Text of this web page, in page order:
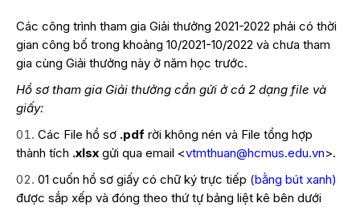
Các công trình tham gia Giải thưởng 2021-2022 phải có thời
gian công bố trong khoảng 10/2021-10/2022 và chưa tham
gia cùng Giải thưởng này ở năm học trước.
Hồ sơ tham gia Giải thưởng cần gửi ở cả 2 dạng file và
giấy:
Các File hồ sơ .pdf rời không nén và File tổng hợp
thành tích .xlsx gửi qua email <vtmthuan@hcmus.edu.vn>.
01 cuốn hồ sơ giấy có chữ ký trực tiếp (bằng bút xanh)
được sắp xếp và đóng theo thứ tự bảng liệt kê bên dưới